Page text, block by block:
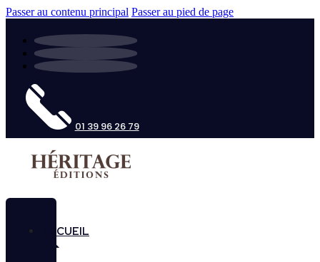
Passer au contenu principal Passer au pied de page
01 39 96 26 79
ACCUEIL